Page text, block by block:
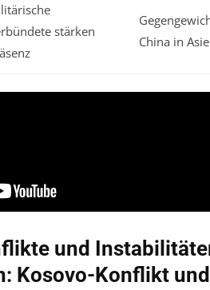
stärken
China in
und
Kosovo-Konflikt und